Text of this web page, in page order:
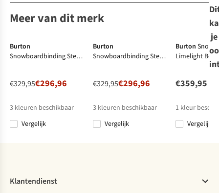
Meer van dit merk
-10%
Burton
Snowboardbinding Step
€329,95€296,96
3 kleuren beschikbaar
%
% %
Vergelijk
Burton
Snowboardbinding Step
€329,95€296,96
3 kleuren beschikbaar
%
% %
Vergelijk
Burton
Limelight Boa
€359,95
1 kleur
Vergelijk
je
Klantendienst